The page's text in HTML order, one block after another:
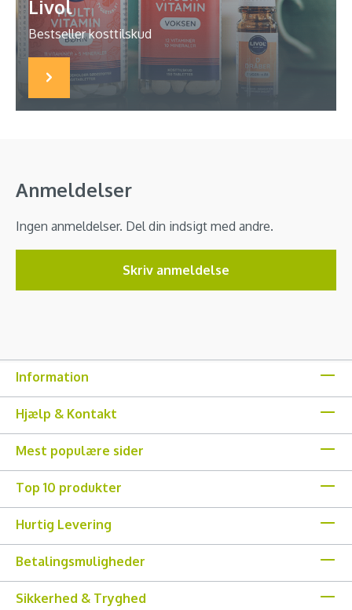
Livol
Bestseller kosttilskud
Anmeldelser
Ingen anmeldelser. Del din indsigt med andre.
Skriv anmeldelse
Information
Hjælp & Kontakt
Mest populære sider
Top 10 produkter
Hurtig Levering
Betalingsmuligheder
Sikkerhed & Tryghed